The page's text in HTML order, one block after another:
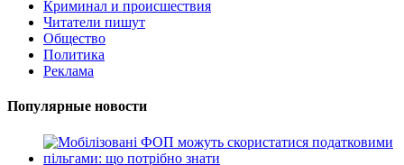
Криминал и происшествия
Читатели пишут
Общество
Политика
Реклама
Популярные новости